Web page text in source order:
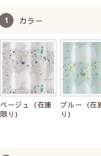
カラー
ベージュ（在庫
限り）
ブルー（在
り）